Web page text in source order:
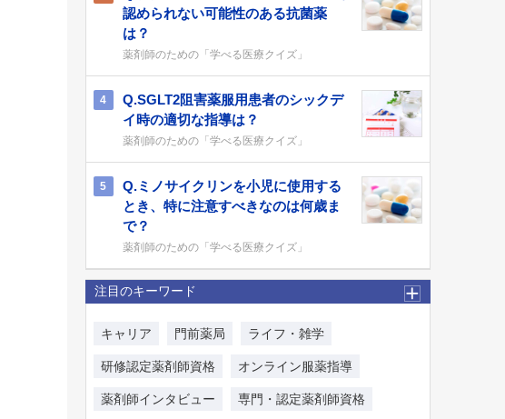
認められない可能性のある抗菌薬
は？
薬剤師のための「学べる医療クイズ」
4
Q.SGLT2阻害薬服用患者のシックデ
イ時の適切な指導は？
薬剤師のための「学べる医療クイズ」
5
Q.ミノサイクリンを小児に使用する
とき、特に注意すべきなのは何歳ま
で？
薬剤師のための「学べる医療クイズ」
注目のキーワード
キャリア 門前薬局 ライフ・雑学
研修認定薬剤師資格 オンライン服薬指導
薬剤師インタビュー 専門・認定薬剤師資格